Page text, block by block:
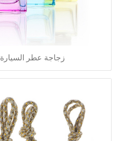
زجاجة عطر السيارة hl5004-8ml